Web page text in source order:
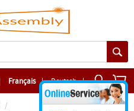
Français | Deutsch |